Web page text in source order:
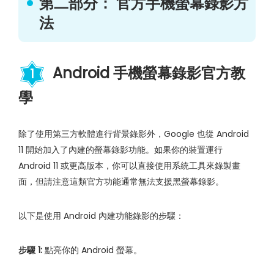
法
1
Android 手機螢幕錄影官方教
學
除了使用第三方軟體進行背景錄影外，Google 也從 Android
11 開始加入了內建的螢幕錄影功能。如果你的裝置運行
Android 11 或更高版本，你可以直接使用系統工具來錄製畫
面，但請注意這類官方功能通常無法支援黑螢幕錄影。
以下是使用 Android 內建功能錄影的步驟：
步驟 1: 點亮你的 Android 螢幕。